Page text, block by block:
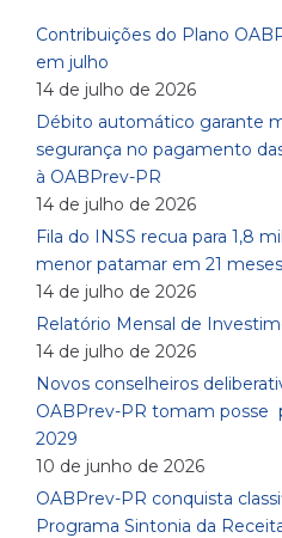
Contribuições do Plano
em julho
14 de julho de 2026
Débito automático garante
segurança no pagamento
à OABPrev-PR
14 de julho de 2026
Fila do INSS recua para 1,8
menor patamar em 21
14 de julho de 2026
Relatório Mensal de
14 de julho de 2026
Novos conselheiros
OABPrev-PR tomam posse
2029
10 de junho de 2026
OABPrev-PR conquista
Programa Sintonia da